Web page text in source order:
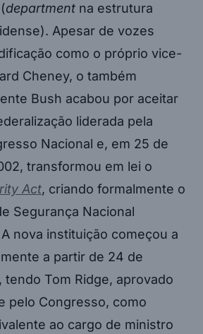
department na estrutura
Apesar de vozes
como o próprio vice-
Cheney, o também
Bush acabou por aceitar
liderada pela
Nacional e, em 25 de
transformou em lei o
Act, criando formalmente o
Segurança Nacional
A nova instituição começou a
a partir de 24 de
tendo Tom Ridge, aprovado
pelo Congresso, como
ao cargo de ministro